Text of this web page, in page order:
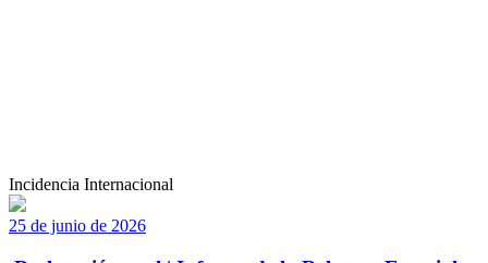
Incidencia Internacional
25 de junio de 2026